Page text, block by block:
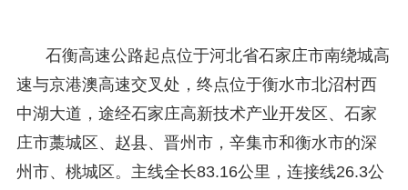
石衡高速公路起点位于河北省石家庄市南绕城高
速与京港澳高速交叉处，终点位于衡水市北沼村西
中湖大道，途经石家庄高新技术产业开发区、石家
庄市藁城区、赵县、晋州市，辛集市和衡水市的深
州市、桃城区。主线全长83.16公里，连接线26.3公